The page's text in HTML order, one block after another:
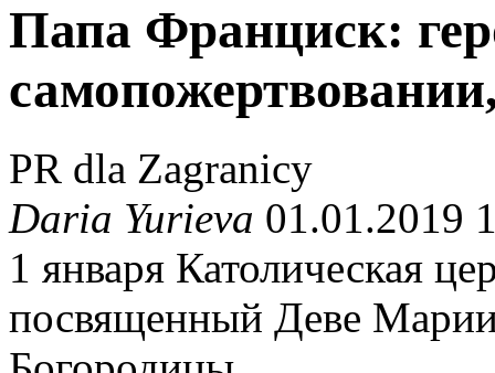
Папа Франциск:
PR dla Zagranicy
Daria Yurieva 01.01.2019
1 января Католическая
посвященный Деве